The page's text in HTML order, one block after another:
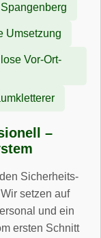
Umsetzung
Vor-Ort-
–
Sicherheits-
setzen auf
und ein
ersten Schnitt